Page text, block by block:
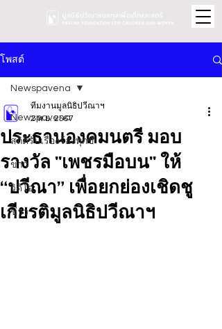
โพสต์
Newspavena
สถิติรับเรื่องร้องทุกข์
ข่าว
วิดีโอ
ข่าว
Newspavena
ประธานองคมนตรี มอบ
รางวัล "เพชรมือบน" ให้
“ปวีณา” เพื่อยกย่องเชิดชู
เกียรติมูลนิธิปวีณาฯ
ทีมงานมูลนิธิปวีณาฯ
2 พ.ย. 2567